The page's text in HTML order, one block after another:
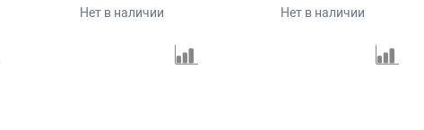
Нет в наличии Нет в наличии